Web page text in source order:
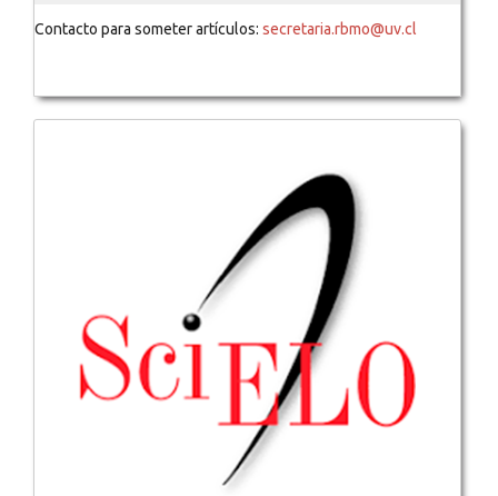
Contacto para someter artículos: secretaria.rbmo@uv.cl